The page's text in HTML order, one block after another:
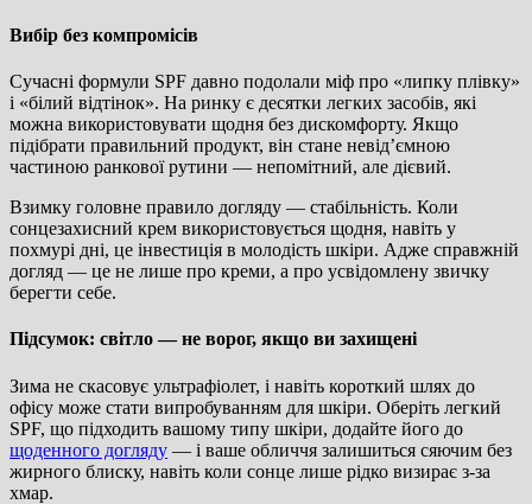
Вибір без компромісів
Сучасні формули SPF давно подолали міф про «липку плівку»
і «білий відтінок». На ринку є десятки легких засобів, які
можна використовувати щодня без дискомфорту. Якщо
підібрати правильний продукт, він стане невід’ємною
частиною ранкової рутини — непомітний, але дієвий.
Взимку головне правило догляду — стабільність. Коли
сонцезахисний крем використовується щодня, навіть у
похмурі дні, це інвестиція в молодість шкіри. Адже справжній
догляд — це не лише про креми, а про усвідомлену звичку
берегти себе.
Підсумок: світло — не ворог, якщо ви захищені
Зима не скасовує ультрафіолет, і навіть короткий шлях до
офісу може стати випробуванням для шкіри. Оберіть легкий
SPF, що підходить вашому типу шкіри, додайте його до
щоденного догляду — і ваше обличчя залишиться сяючим без
жирного блиску, навіть коли сонце лише рідко визирає з-за
хмар.